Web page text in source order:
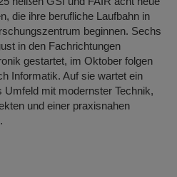
die ihre berufliche Laufbahn in
beginnen. Sechs
in den Fachrichtungen
gestartet, im Oktober folgen
Informatik. Auf sie wartet ein
Umfeld mit modernster Technik,
und einer praxisnahen